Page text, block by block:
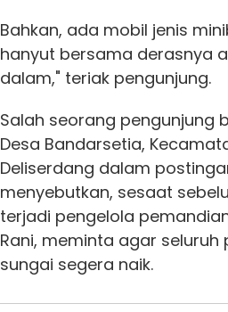
Bahkan, ada mobil jenis
hanyut bersama derasnya
dalam," teriak pengunjung.
Salah seorang pengunjung
Desa Bandarsetia,
Deliserdang dalam
menyebutkan, sesaat
terjadi pengelola
Rani, meminta agar
sungai segera naik.